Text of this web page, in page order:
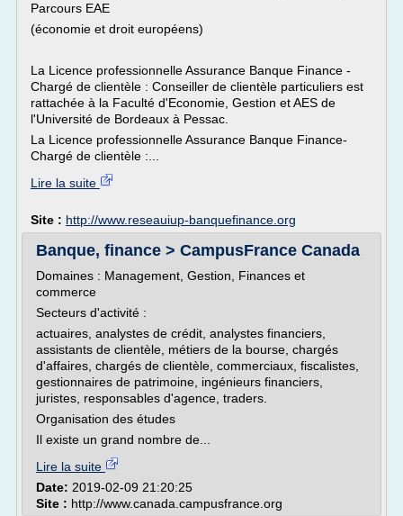
Parcours EAE
(économie et droit européens)
La Licence professionnelle Assurance Banque Finance -
Chargé de clientèle : Conseiller de clientèle particuliers est
rattachée à la Faculté d'Economie, Gestion et AES de
l'Université de Bordeaux à Pessac.
La Licence professionnelle Assurance Banque Finance-
Chargé de clientèle :...
Lire la suite
Site : http://www.reseauiup-banquefinance.org
Banque, finance > CampusFrance Canada
Domaines : Management, Gestion, Finances et
commerce
Secteurs d'activité :
actuaires, analystes de crédit, analystes financiers,
assistants de clientèle, métiers de la bourse, chargés
d'affaires, chargés de clientèle, commerciaux, fiscalistes,
gestionnaires de patrimoine, ingénieurs financiers,
juristes, responsables d'agence, traders.
Organisation des études
Il existe un grand nombre de...
Lire la suite
Date: 2019-02-09 21:20:25
Site : http://www.canada.campusfrance.org